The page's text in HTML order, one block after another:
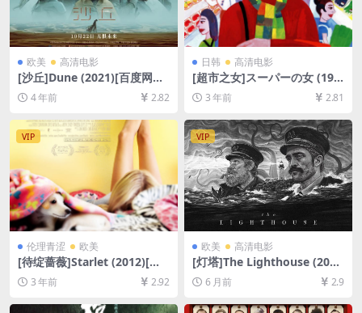
欧美 高清电影
[沙丘]Dune (2021)[百度网盘
+迅雷云盘资源1080P超清未
删减][MP4/9.9GB][中英字幕]
4 年前 2.82
日韩 高清电影
[超市之女]スーパーの女 (199
6)[百度网盘+夸克网盘1080P
超清未删减资源][网盘在线播
幕]
3 年前 2.81
VIP
伦理青涩 欧美
[待绽蔷薇]Starlet (2012)[百
度网盘+迅雷云盘资源1080P
超清未删减][MP4/6.2GB][中
英字幕]
3 年前 2.92
VIP
欧美 高清电影
[灯塔]The Lighthouse (201
9)[百度网盘+夸克网盘1080P
超清未删减资源][网盘在线播
放/下载][MP4/6.7GB][中英字
6 月前 2.9